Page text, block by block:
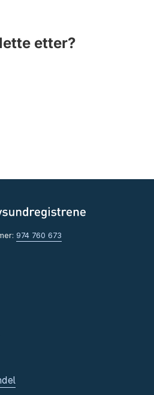
etter?
974 760 673